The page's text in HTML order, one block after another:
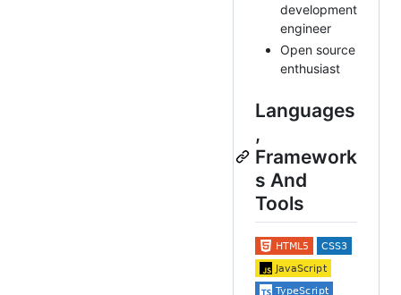
development
engineer
Open source
enthusiast
Languages
,
Framework
s And
Tools